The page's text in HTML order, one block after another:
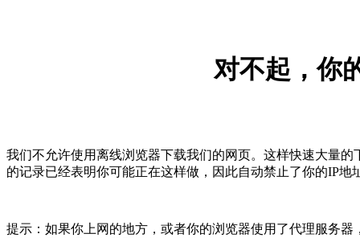
对不起，你
我们不允许使用离线浏览器下载我们的网页。这样快速大量
的记录已经表明你可能正在这样做，因此自动禁止了你的IP
提示：如果你上网的地方，或者你的浏览器使用了代理服务